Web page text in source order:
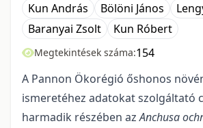
Kun András Bölöni János
Baranyai Zsolt
Kun Róbert
Megtekintések száma:154
A Pannon Ökorégió őshonos
ismeretéhez adatokat szolgáltató
harmadik részében azAnchusa